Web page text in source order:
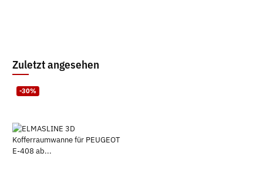
Zuletzt angesehen
-30%